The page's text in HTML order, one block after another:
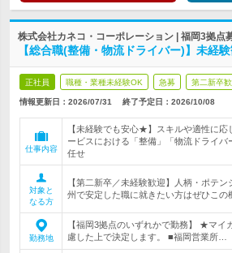
株式会社カネコ・コーポレーション | 福岡3拠点
【総合職(整備・物流ドライバー)】未経
正社員 職種・業種未経験OK 急募 第二新卒
情報更新日：2026/07/31 終了予定日： 2026/10/08
仕事内容
【未経験でも安心★】スキルや適性に応
ービスにおける「整備」「物流ドライバ
任せ
対象と
なる方
【第二新卒／未経験歓迎】人柄・ポテ
州で安定した職に就きたい方はぜひこの
勤務地
【福岡3拠点のいずれかで勤務】 ★マイ
慮した上で決定します。 ■福岡営業所…